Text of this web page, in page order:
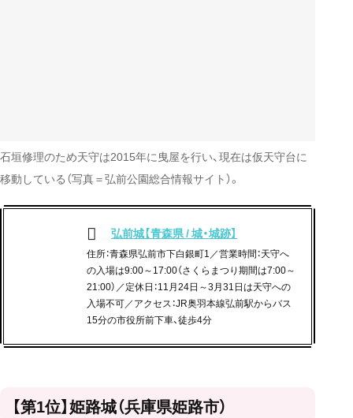
石垣修理のため天守は2015年に曳屋を行い、現在は仮天守台に
移動している（写真＝弘前公園総合情報サイト）。
弘前城【青森県 / 城・城跡】
住所：青森県弘前市下白銀町1／営業時間：天守へ
の入場は9:00～17:00（さくらまつり期間は7:00～
21:00）／定休日：11月24日～3月31日は天守への
入場不可／アクセス：JR奥羽本線弘前駅からバス
15分の市役所前下車、徒歩4分
【第1位】姫路城（兵庫県姫路市）